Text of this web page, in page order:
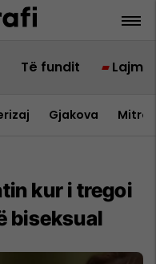
Të fundit Lajme
Gjakova
kur i tregoi
biseksual